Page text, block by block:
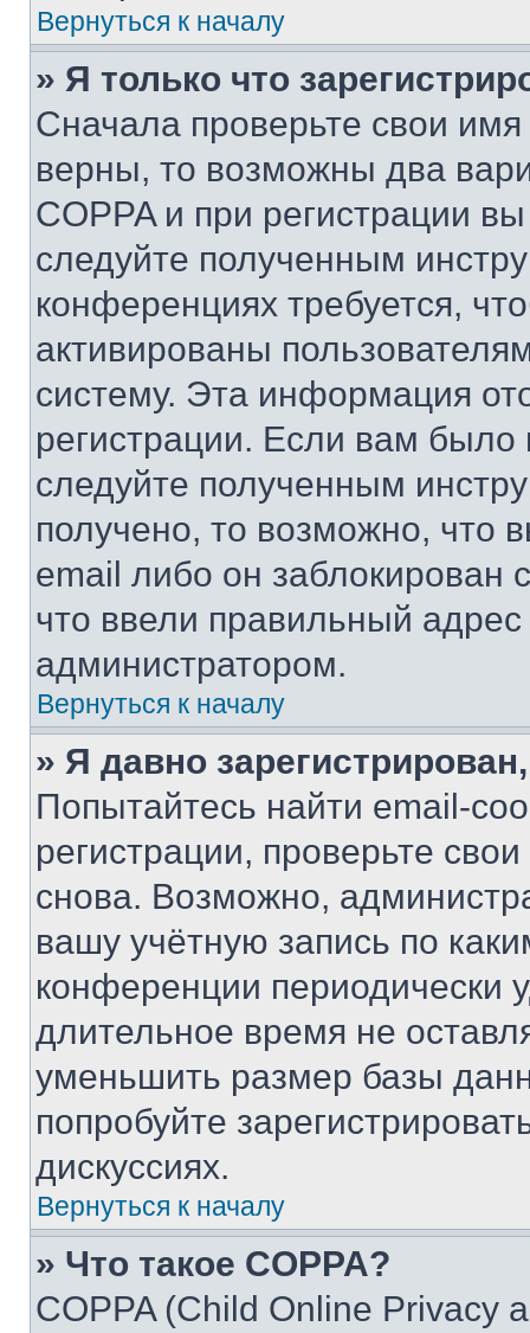
Вернуться к началу
» Я только что
Сначала проверьте свои
верны, то возможны два
COPPA и при регистрации
следуйте полученным
конференциях требуется,
активированы
систему. Эта информация
регистрации. Если вам
следуйте полученным
получено, то возможно, что
email либо он
что ввели правильный адрес
администратором.
Вернуться к началу
» Я давно
Попытайтесь найти email-
регистрации, проверьте
снова. Возможно,
вашу учётную запись по
конференции периодически
длительное время не
уменьшить размер базы
попробуйте
дискуссиях.
Вернуться к началу
» Что такое COPPA?
COPPA (Child Online Privacy